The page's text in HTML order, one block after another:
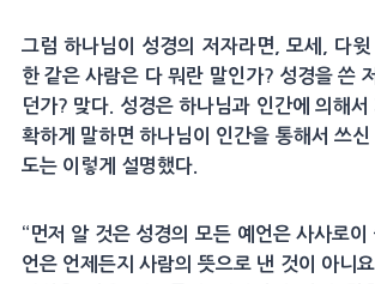
그럼 하나님이 성경의 저자라면, 모세, 다
한 같은 사람은 다 뭐란 말인가? 성경을 쓴
던가? 맞다. 성경은 하나님과 인간에 의해서
확하게 말하면 하나님이 인간을 통해서 쓰
도는 이렇게 설명했다.
“먼저 알 것은 성경의 모든 예언은 사사로이
언은 언제든지 사람의 뜻으로 낸 것이 아니